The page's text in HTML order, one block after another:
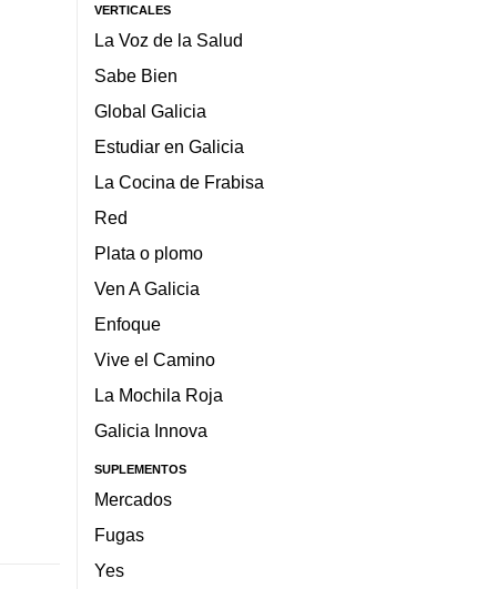
VERTICALES
La Voz de la Salud
Sabe Bien
Global Galicia
Estudiar en Galicia
La Cocina de Frabisa
Red
Plata o plomo
Ven A Galicia
Enfoque
Vive el Camino
La Mochila Roja
Galicia Innova
SUPLEMENTOS
Mercados
Fugas
Yes